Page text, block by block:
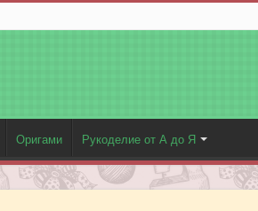
Оригами Рукоделие от А до Я